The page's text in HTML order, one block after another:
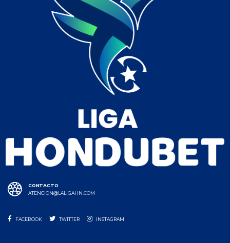
CONTACTO
ATENCION@LALIGAHN.COM
FACEBOOK TWITTER INSTAGRAM